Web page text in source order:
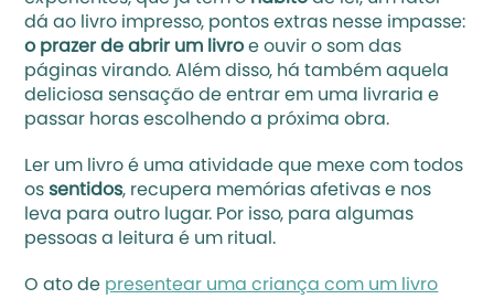
o prazer de abrir um livro e ouvir o som das
páginas virando. Além disso, há também aquela
deliciosa sensação de entrar em uma livraria e
passar horas escolhendo a próxima obra.
Ler um livro é uma atividade que mexe com todos
os sentidos, recupera memórias afetivas e nos
leva para outro lugar. Por isso, para algumas
pessoas a leitura é um ritual.
O ato de presentear uma criança com um livro